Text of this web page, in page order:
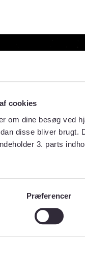
cookies
om dine besøg ved
disse bliver
3. parts
Præferencer